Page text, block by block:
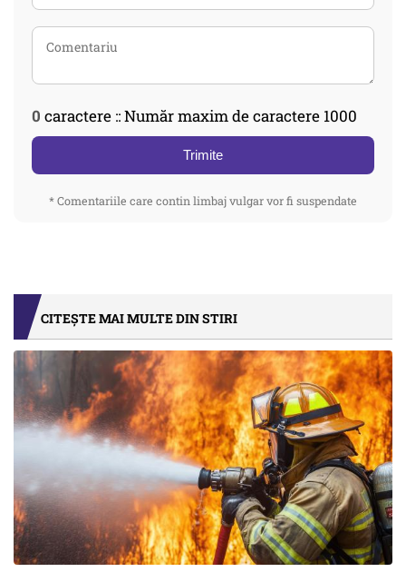
0 caractere :: Număr maxim de caractere 1000
Trimite
* Comentariile care contin limbaj vulgar vor fi suspendate
CITEȘTE MAI MULTE DIN STIRI